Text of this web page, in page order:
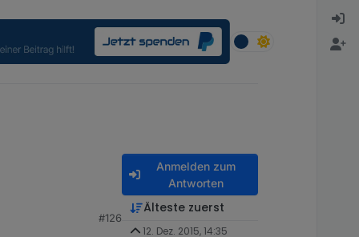
#126
Anmelden zum
Antworten
Älteste zuerst
12. Dez. 2015, 14:35